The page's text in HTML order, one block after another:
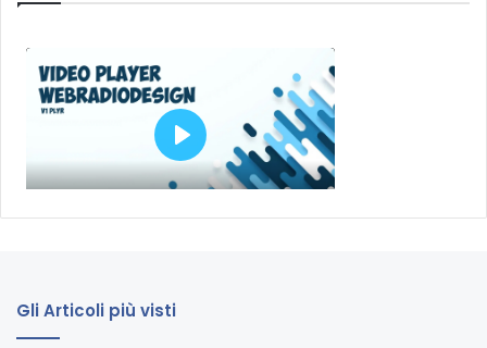
intenzione di mixare un po di musica dal vivo con una
console di mixaggio, oppure collega due o tre microfoni
aggiuntivi per una intervista di gruppo, un piccolo mixer da
studio può esserti di grande aiuto.
Il miglior mixer da studio che possiamo suggerire per un
prezzo base è Allen & Heath ZED-10. Ha un sacco di input-
Gli Articoli più visti